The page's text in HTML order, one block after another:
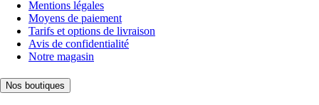
Mentions légales
Moyens de paiement
Tarifs et options de livraison
Avis de confidentialité
Notre magasin
Nos boutiques